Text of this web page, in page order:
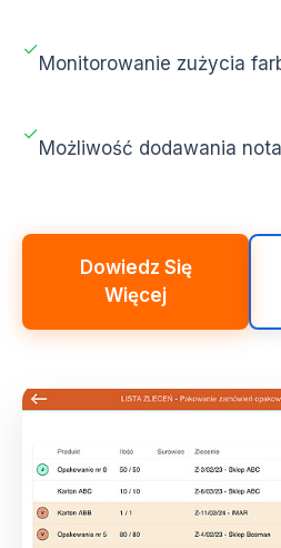
✓
Monitorowanie zużycia
✓
Możliwość dodawania
Dowiedz Się
Więcej